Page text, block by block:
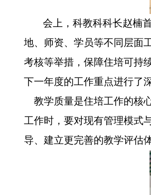
会上，科教科科长赵楠
地、师资、学员等不同层面
考核等举措，保障住培可持
下一年度的工作重点进行了
教学质量是住培工作的核
工作时，要对现有管理模式
导、建立更完善的教学评估